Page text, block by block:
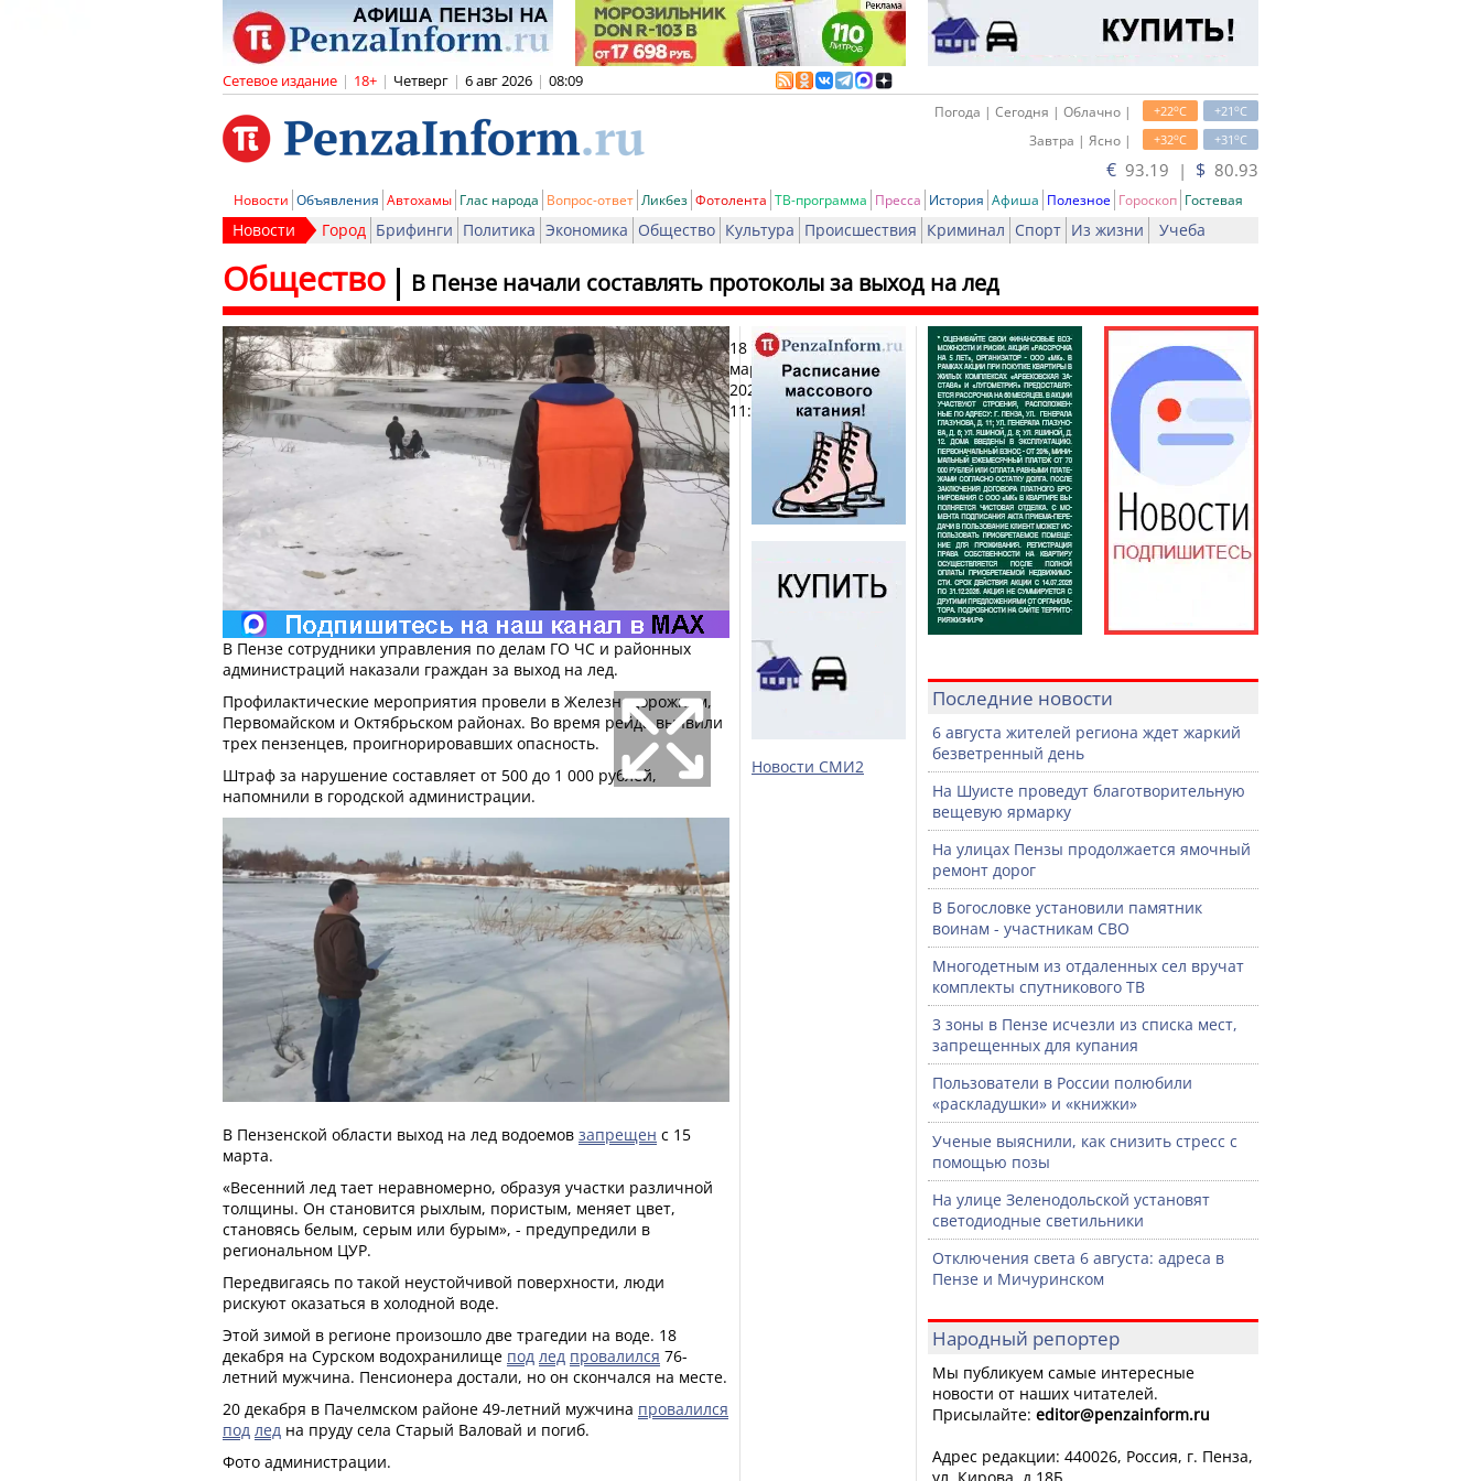
Сетевое издание | 18+ | Четверг | 6 авг 2026 | 08:09
+21oC
+22oC
Погода | Сегодня | Облачно |
+31oC
+32oC
Завтра | Ясно |
€ 93.19 | $ 80.93
Новости Объявления Автохамы Глас народа Вопрос-ответ Ликбез Фотолента ТВ-программа Пресса История Афиша Полезное Гороскоп Гостевая
Новости Город Брифинги Политика Экономика Общество Культура Происшествия Криминал Спорт Из жизни Учеба
В Пензе начали составлять протоколы за выход на лед
Общество
18
марта
2026,
11:03
Печать
В Пензе сотрудники управления по делам ГО ЧС и районных
администраций наказали граждан за выход на лед.
Профилактические мероприятия провели в Железнодорожном,
Первомайском и Октябрьском районах. Во время рейда выявили
трех пензенцев, проигнорировавших опасность.
Штраф за нарушение составляет от 500 до 1 000 рублей,
напомнили в городской администрации.
В Пензенской области выход на лед водоемов запрещен с 15
марта.
«Весенний лед тает неравномерно, образуя участки различной
толщины. Он становится рыхлым, пористым, меняет цвет,
становясь белым, серым или бурым», - предупредили в
региональном ЦУР.
Передвигаясь по такой неустойчивой поверхности, люди
рискуют оказаться в холодной воде.
Этой зимой в регионе произошло две трагедии на воде. 18
декабря на Сурском водохранилище под лед провалился 76-
летний мужчина. Пенсионера достали, но он скончался на месте.
20 декабря в Пачелмском районе 49-летний мужчина провалился
под лед на пруду села Старый Валовай и погиб.
Фото администрации.
Новости СМИ2
Последние новости
6 августа жителей региона ждет жаркий
безветренный день
На Шуисте проведут благотворительную
вещевую ярмарку
На улицах Пензы продолжается ямочный
ремонт дорог
В Богословке установили памятник
воинам - участникам СВО
Многодетным из отдаленных сел вручат
комплекты спутникового ТВ
3 зоны в Пензе исчезли из списка мест,
запрещенных для купания
Пользователи в России полюбили
«раскладушки» и «книжки»
Ученые выяснили, как снизить стресс с
помощью позы
На улице Зеленодольской установят
светодиодные светильники
Отключения света 6 августа: адреса в
Пензе и Мичуринском
Народный репортер
Мы публикуем самые интересные
новости от наших читателей.
Присылайте: editor@penzainform.ru
Адрес редакции: 440026, Россия, г. Пенза,